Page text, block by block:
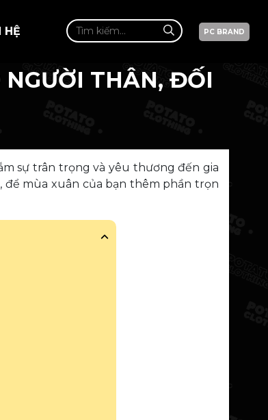
HỆ PC BRAND
NGƯỜI THÂN, ĐỐI
sự trân trọng và yêu thương đến gia
để mùa xuân của bạn thêm phần trọn